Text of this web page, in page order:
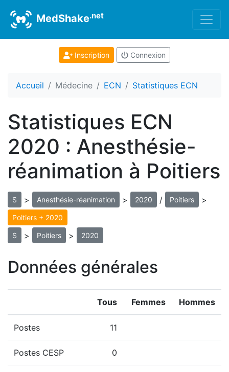
MedShake.net
Inscription Connexion
Accueil Médecine ECN Statistiques ECN
Statistiques ECN
2020 : Anesthésie-
réanimation à Poitiers
S > Anesthésie-réanimation > 2020 / Poitiers >
Poitiers + 2020
S > Poitiers > 2020
Données générales
Tous Femmes Hommes
Postes 11
Postes CESP 0